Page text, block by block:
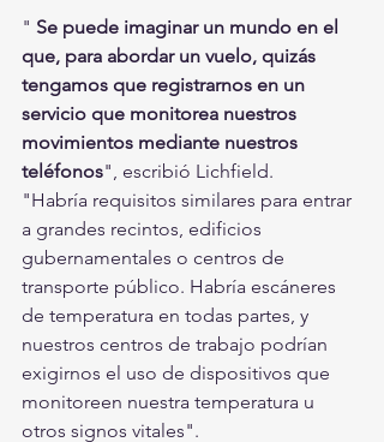
" Se puede imaginar un mundo en el
que, para abordar un vuelo, quizás
tengamos que registrarnos en un
servicio que monitorea nuestros
movimientos mediante nuestros
teléfonos", escribió Lichfield.
"Habría requisitos similares para entrar
a grandes recintos, edificios
gubernamentales o centros de
transporte público. Habría escáneres
de temperatura en todas partes, y
nuestros centros de trabajo podrían
exigirnos el uso de dispositivos que
monitoreen nuestra temperatura u
otros signos vitales".